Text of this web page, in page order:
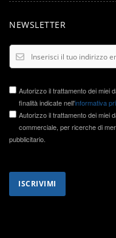
NEWSLETTER
Autorizzo il trattamento dei miei
finalità indicate nell'informativa
Autorizzo il trattamento dei miei
commerciale, per ricerche di
pubblicitario.